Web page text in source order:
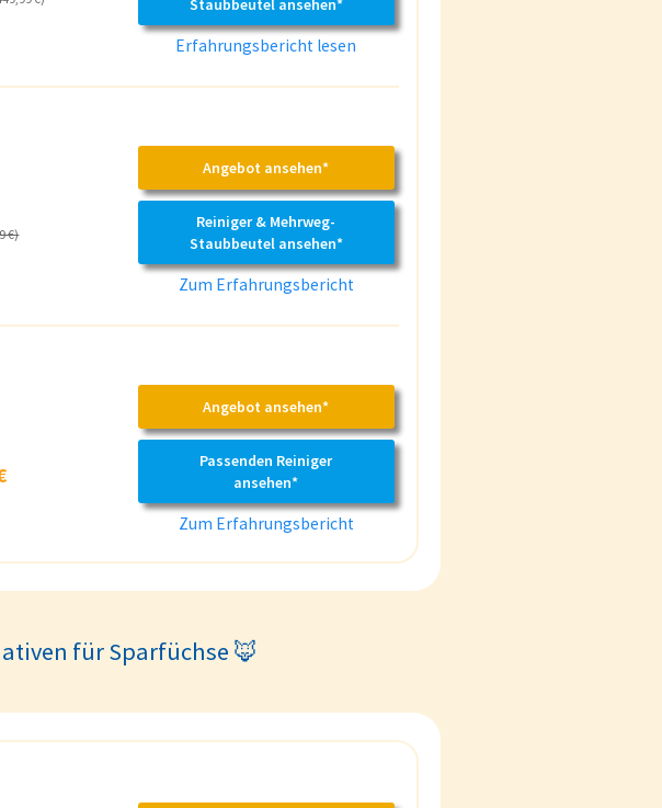
Staubbeutel ansehen*
Erfahrungsbericht lesen
€)
Angebot ansehen*
Reiniger & Mehrweg-
Staubbeutel ansehen*
Zum Erfahrungsbericht
Angebot ansehen*
Passenden Reiniger
ansehen*
Zum Erfahrungsbericht
für Sparfüchse 🦊